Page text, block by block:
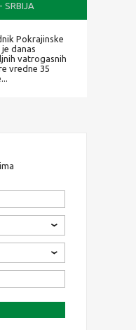
SRBIJA
danas
vatrogasnih
vredne 35